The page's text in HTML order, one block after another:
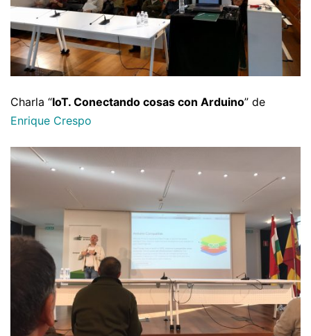
Charla “IoT. Conectando cosas con Arduino” de
Enrique Crespo